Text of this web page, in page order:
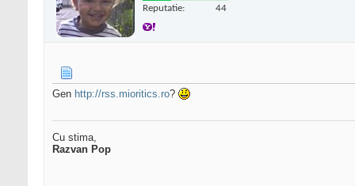
Reputatie: 44
Gen http://rss.mioritics.ro?
Cu stima,
Razvan Pop